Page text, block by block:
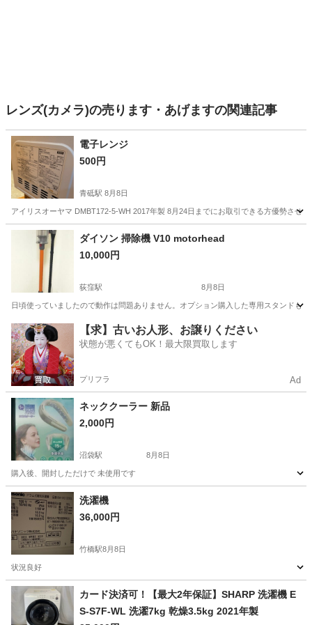
レンズ(カメラ)の売ります・あげますの関連記事
電子レンジ
500円
青砥駅 8月8日
アイリスオーヤマ DMBT172-5-WH 2017年製 8月24日までにお取引できる方優勢させ
東京 葛飾区 青砥駅 キッチン家電
ダイソン 掃除機 V10 motorhead
10,000円
荻窪駅 8月8日
日頃使っていましたので動作は問題ありません。オプション購入した専用スタンドも
東京 杉並区 荻窪駅 生活家電
【求】古いお人形、お譲りください
状態が悪くてもOK！最大限買取します
プリフラ Ad
ネッククーラー 新品
2,000円
沼袋駅 8月8日
購入後、開封しただけで 未使用です
東京 中野区 沼袋駅
洗濯機
36,000円
竹橋駅8月8日
状況良好
東京 千代田区 竹橋駅 季節、空調家電
カード決済可！【最大2年保証】SHARP 洗濯機 E
S-S7F-WL 洗濯7kg 乾燥3.5kg 2021年製